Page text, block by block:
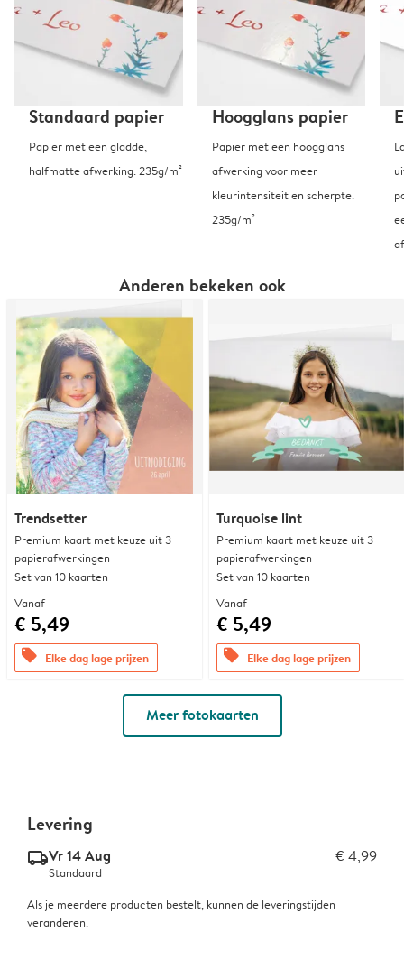
Standaard papier
Papier met een gladde,
halfmatte afwerking. 235g/m²
Hoogglans papier
Papier met een hoogglans
afwerking voor meer
kleurintensiteit en scherpte.
235g/m²
Anderen bekeken ook
Trendsetter
Premium kaart met keuze uit 3
papierafwerkingen
Set van 10 kaarten
Vanaf
€ 5,49
offers Elke dag lage prijzen
Turquoise lint
Premium kaart met keuze uit 3
papierafwerkingen
Set van 10 kaarten
Vanaf
€ 5,49
offers Elke dag lage prijzen
Meer fotokaarten
Levering
delivery_standard_v2Vr 14 Aug € 4,99
Standaard
Als je meerdere producten bestelt, kunnen de leveringstijden
veranderen.